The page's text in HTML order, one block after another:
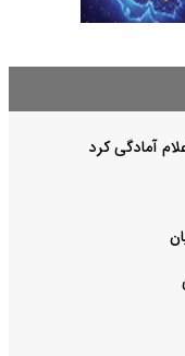
آمادگی کرد